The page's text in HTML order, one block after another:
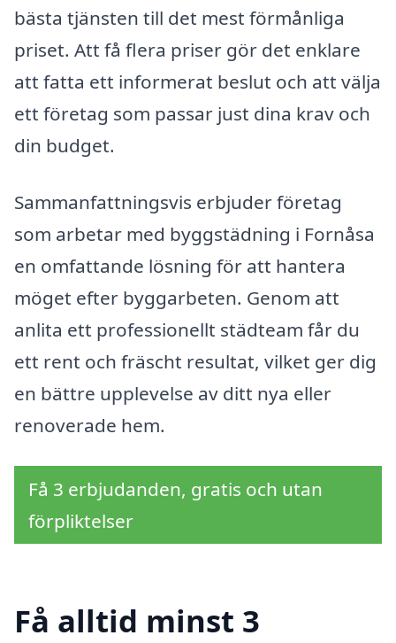
bästa tjänsten till det mest förmånliga
priset. Att få flera priser gör det enklare
att fatta ett informerat beslut och att välja
ett företag som passar just dina krav och
din budget.
Sammanfattningsvis erbjuder företag
som arbetar med byggstädning i Fornåsa
en omfattande lösning för att hantera
möget efter byggarbeten. Genom att
anlita ett professionellt städteam får du
ett rent och fräscht resultat, vilket ger dig
en bättre upplevelse av ditt nya eller
renoverade hem.
Få 3 erbjudanden, gratis och utan
förpliktelser
Få alltid minst 3